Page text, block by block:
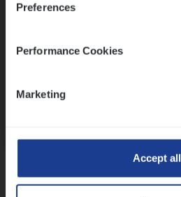
Preferences
Performance Cookies
Marketing
Accept all